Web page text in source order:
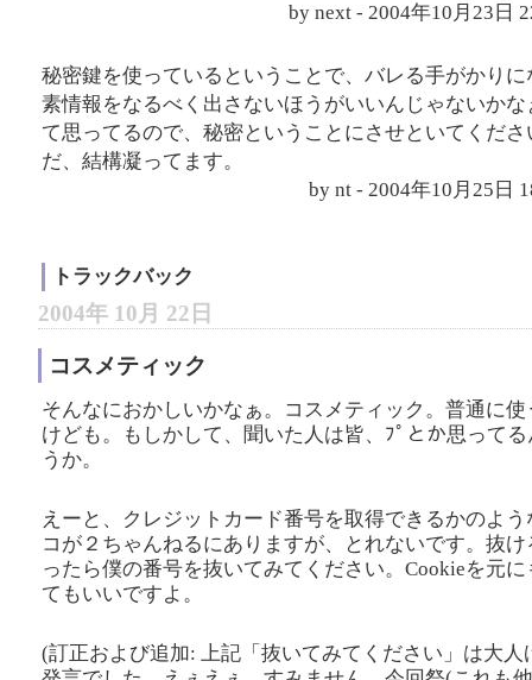
by next - 2004年10月23日
秘密鍵を使っているということで、バレる手がかりに
素情報をなるべく出さないほうがいいんじゃないかな
て思ってるので、秘密ということにさせといてくださ
だ、結構凝ってます。
by nt - 2004年10月25日
トラックバック
2004年 10月 22日
コスメティック
そんなにおかしいかなぁ。コスメティック。普通に使
けども。もしかして、聞いた人は皆、ﾌﾟとか思って
うか。
えーと、クレジットカード番号を取得できるかのよう
コが２ちゃんねるにありますが、とれないです。抜け
ったら僕の番号を抜いてみてください。Cookieを元に
てもいいですよ。
(訂正および追加: 上記「抜いてみてください」は大人